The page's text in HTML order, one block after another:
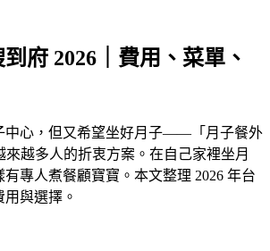
府 2026｜費用、菜單、
中心，但又希望坐好月子——「 月子餐外
來越多人的折衷方案。在自己家裡坐月
專人煮餐顧寶寶。本文整理 2026 年台
與選擇。